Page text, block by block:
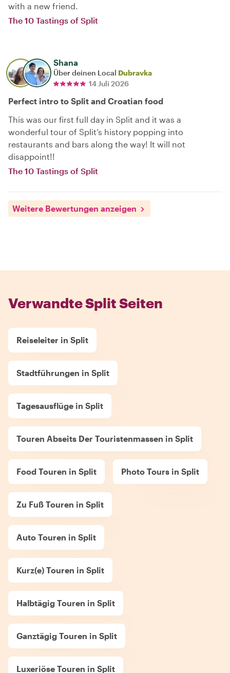
with a new friend.
The 10 Tastings of Split
Shana
Über deinen Local Dubravka
14 Juli 2026
Perfect intro to Split and Croatian food
This was our first full day in Split and it was a
wonderful tour of Split’s history popping into
restaurants and bars along the way! It will not
disappoint!!
The 10 Tastings of Split
Weitere Bewertungen anzeigen
Verwandte Split Seiten
Reiseleiter in Split
Stadtführungen in Split
Tagesausflüge in Split
Touren Abseits Der Touristenmassen in Split
Food Touren in Split Photo Tours in Split
Zu Fuß Touren in Split
Auto Touren in Split
Kurz(e) Touren in Split
Halbtägig Touren in Split
Ganztägig Touren in Split
Luxeriöse Touren in Split